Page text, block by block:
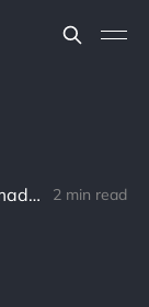
Lao Tse: Ser profundamente amado te da fuerzas, mientras que amar profundamente a alguien te da coraje. 2 min read